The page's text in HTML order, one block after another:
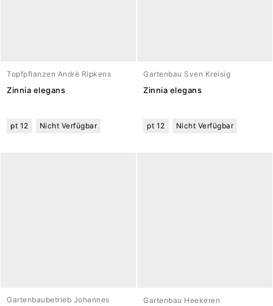
Topfpflanzen Andrè Ripkens
Zinnia elegans
pt 12 Nicht Verfügbar
Gartenbau Sven Kreisig
Zinnia elegans
pt 12 Nicht Verfügbar
Gartenbaubetrieb Johannes
Gartenbau Heekeren